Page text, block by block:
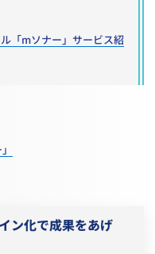
「mソナー」サービス紹
ン化で成果をあげ